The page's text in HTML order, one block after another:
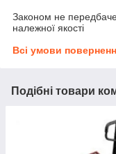
Законом не
належної якості
Всі умови
Подібні товари